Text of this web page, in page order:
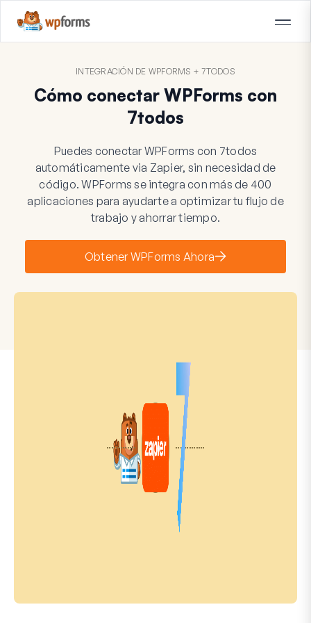
INTEGRACIÓN DE WPFORMS + 7TODOS
Cómo conectar WPForms con
7todos
Puedes conectar WPForms con 7todos
automáticamente via Zapier, sin necesidad de
código. WPForms se integra con más de 400
aplicaciones para ayudarte a optimizar tu flujo de
trabajo y ahorrar tiempo.
Obtener WPForms Ahora